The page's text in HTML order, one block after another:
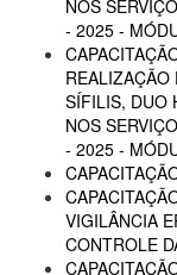
NOS
- 2025 -
REALIZAÇÃO
SÍFILIS, DUO
NOS
- 2025 -
VIGILÂNCIA
CONTROLE